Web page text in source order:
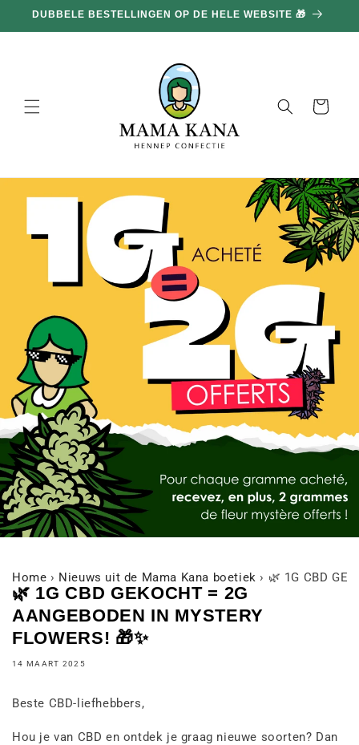
doorgaan
naar
DUBBELE BESTELLINGEN OP DE HELE WEBSITE 🎁
Mand
Home › Nieuws uit de Mama Kana boetiek › 🌿 1G CBD
🌿 1G CBD GEKOCHT = 2G
AANGEBODEN IN MYSTERY
FLOWERS! 🎁✨
14 MAART 2025
Beste CBD-liefhebbers,
Hou je van CBD en ontdek je graag nieuwe soorten? Dan